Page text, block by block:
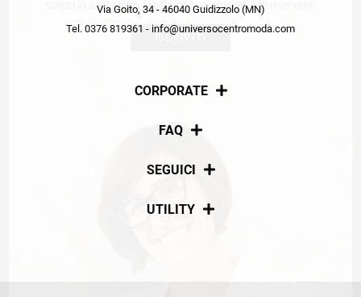
Via Goito, 34 - 46040 Guidizzolo (MN)
Tel. 0376 819361 - info@universocentromoda.com
CORPORATE
Chi siamo
FAQ
Pagamenti
SEGUICI
Social
UTILITY
scopri in anteprima le offerte in esclusiva a te riservate.
ISCRIVITI